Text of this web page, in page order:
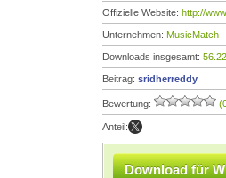
Offizielle Website: http://
Unternehmen: MusicMatch
Downloads insgesamt:
Beitrag: sridherreddy
Bewertung:
Anteil:
Download für